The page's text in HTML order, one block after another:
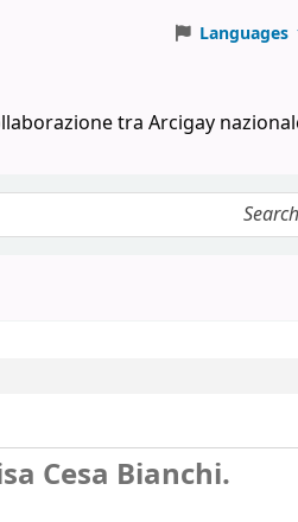
Languages
tra Arcigay
Cesa Bianchi.